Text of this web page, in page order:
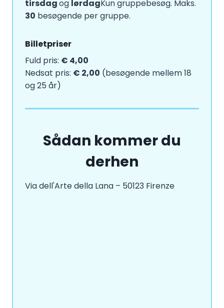
tirsdagog lørdagKun gruppebesøg. Maks.
30 besøgende per gruppe.
Billetpriser
Fuld pris: € 4,00
Nedsat pris: € 2,00 (besøgende mellem 18
og 25 år)
Sådan kommer du
derhen
Via dell'Arte della Lana – 50123 Firenze